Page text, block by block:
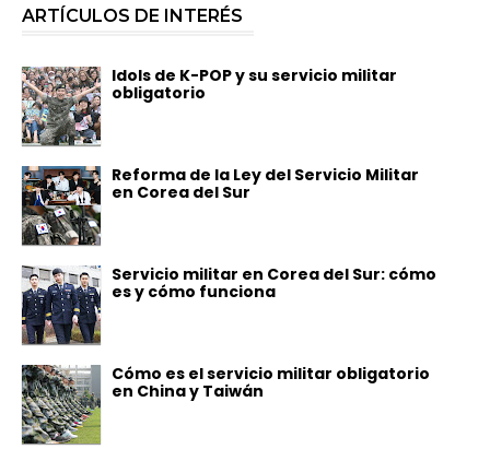
ARTÍCULOS DE INTERÉS
Idols de K-POP y su servicio militar
obligatorio
Reforma de la Ley del Servicio Militar
en Corea del Sur
Servicio militar en Corea del Sur: cómo
es y cómo funciona
Cómo es el servicio militar obligatorio
en China y Taiwán